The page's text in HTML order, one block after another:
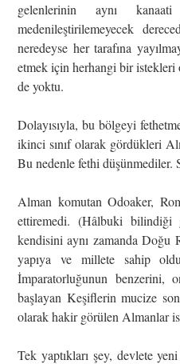
gelenlerinin aynı kanaati
medenileştirilemeyecek
neredeyse her tarafına
etmek için herhangi bir istekleri
de yoktu.
Dolayısıyla, bu bölgeyi
ikinci sınıf olarak gördükleri
Bu nedenle fethi düşünmediler.
Alman komutan Odoaker,
ettiremedi. (Hâlbuki bilindiği
kendisini aynı zamanda Doğu
yapıya ve millete sahip
İmparatorluğunun benzerini,
başlayan Keşiflerin mucize
olarak hakir görülen Almanlar
Tek yaptıkları şey, devlete